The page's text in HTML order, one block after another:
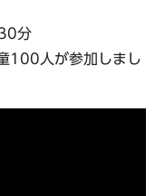
分
100人が参加しまし